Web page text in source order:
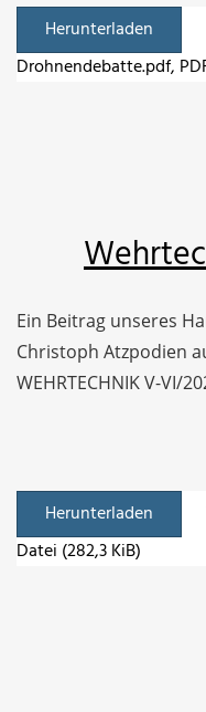
Herunterladen
Drohnendebatte.pdf,
Ein Beitrag unseres
Christoph Atzpodien
WEHRTECHNIK V-VI/
Herunterladen
Datei (282,3 KiB)